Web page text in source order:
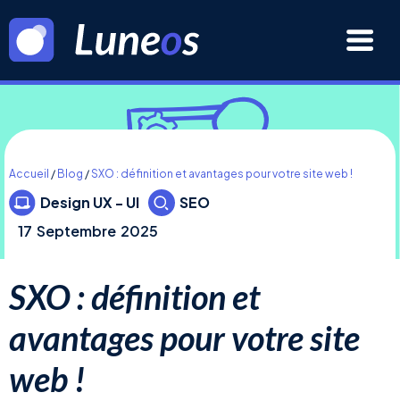
Accueil / Blog /SXO : définition et avantages pour votre site web !
Design UX - UI
SEO
17 Septembre 2025
SXO : définition et
avantages pour votre site
web !